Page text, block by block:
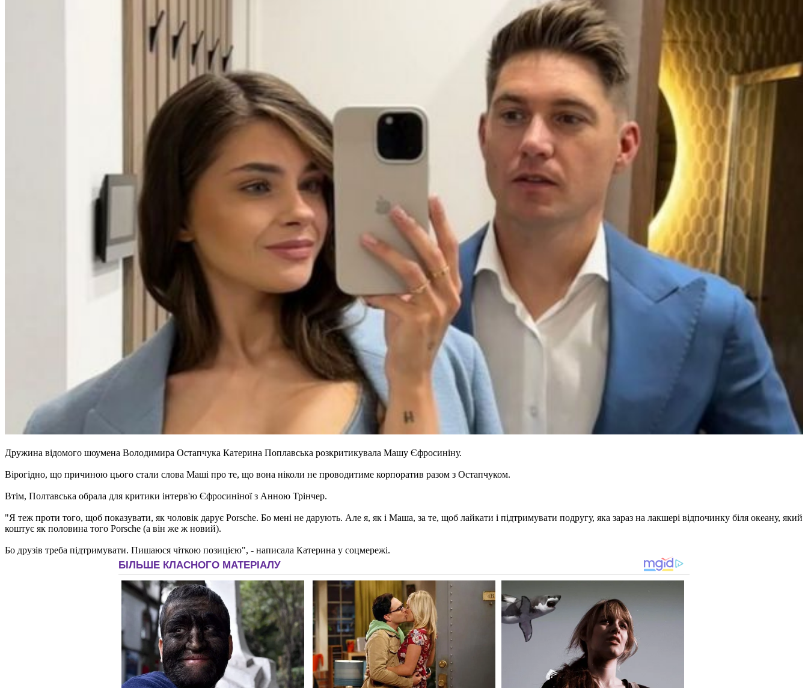
Дружина відомого шоумена Володимира Остапчука Катерина Поплавська розкритикувала Машу Єфросиніну.
Вірогідно, що причиною цього стали слова Маші про те, що вона ніколи не проводитиме корпоратив разом з Остапчуком.
Втім, Полтавська обрала для критики інтерв'ю Єфросиніної з Анною Трінчер.
"Я теж проти того, щоб показувати, як чоловік дарує Porsche. Бо мені не дарують. Але я, як і Маша, за те, щоб лайкати і підтримувати подругу, яка зараз на лакшері відпочинку біля океану, який
коштує як половина того Porsche (а він же ж новий).
Бо друзів треба підтримувати. Пишаюся чіткою позицією", - написала Катерина у соцмережі.